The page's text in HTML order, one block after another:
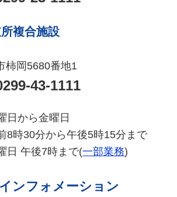
複合施設
柿岡5680番地1
43-1111
日から金曜日
8時30分から午後5時15分まで
日 午後7時まで(一部業務)
ンフォメーション